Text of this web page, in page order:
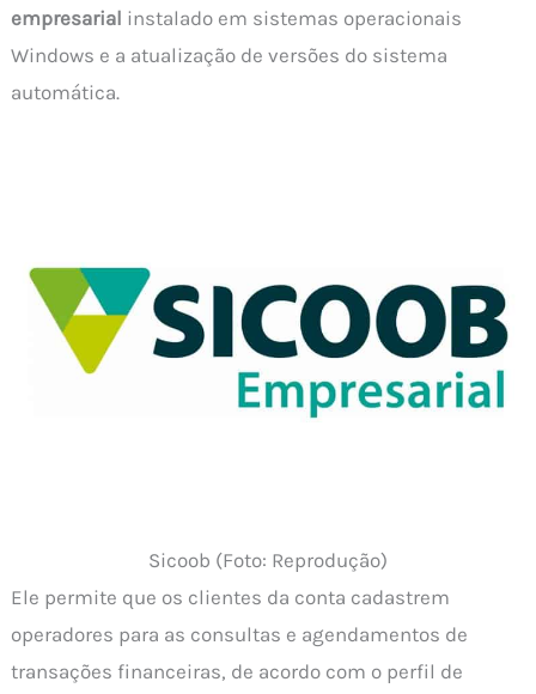
empresarial instalado em sistemas operacionais
Windows e a atualização de versões do sistema
automática.
Sicoob (Foto: Reprodução)
Ele permite que os clientes da conta cadastrem
operadores para as consultas e agendamentos de
transações financeiras, de acordo com o perfil de